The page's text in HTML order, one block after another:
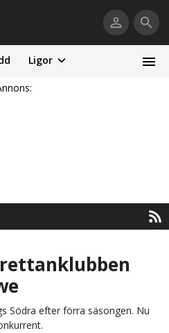
Ligor
Södra efter förra säsongen. Nu